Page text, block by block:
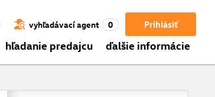
Prihlásiť
vyhľadávací agent 0
hľadanie predajcu ďalšie informácie